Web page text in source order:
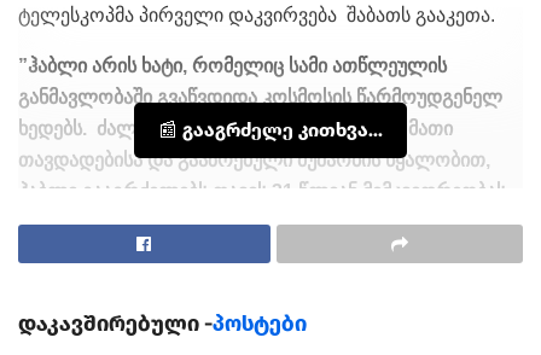
ტელესკოპმა პირველი დაკვირვება შაბათს გააკეთა.
”ჰაბლი არის ხატი, რომელიც სამი ათწლეულის
განმავლობაში გვაწვდიდა კოსმოსის წარმოუდგენელ
ხედებს. ძალიან ვამაყობ ჰაბლის გუნდით, მათი
თავდადებისა და გააზრებული მუშაობის წყალობით,
ჰაბლი გააგრძელებს თავის 31 წლიან მემკვიდრეობას
და გააფართოვებს ჩვენს ჰორიზონტს სამყაროს
შესწავლის კუთხით”,
– განაცხადა NASA-ს
13 ივნისს, ჰაბლის მთავარი კომპიუტერი გაითიშა.
📰 გააგრძელე კითხვა...
დაკავშირებული -პოსტები